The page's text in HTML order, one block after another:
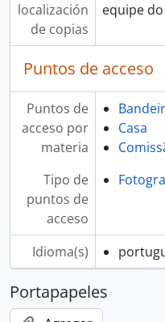
localización
de copias
equipe
Puntos de acceso
Puntos de
acceso por
materia
Casa
Tipo de
puntos de
acceso
Idioma(s)
Portapapeles